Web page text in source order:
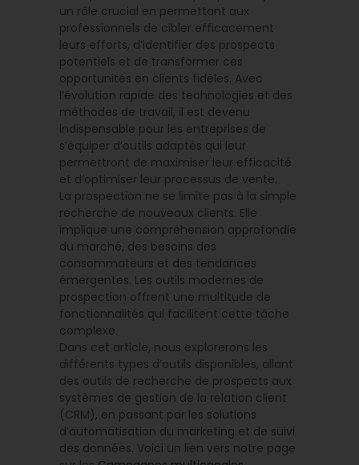
un rôle crucial en permettant aux
professionnels de cibler efficacement
leurs efforts, d’identifier des prospects
potentiels et de transformer ces
opportunités en clients fidèles. Avec
l’évolution rapide des technologies et des
méthodes de travail, il est devenu
indispensable pour les entreprises de
s’équiper d’outils adaptés qui leur
permettront de maximiser leur efficacité
et d’optimiser leur processus de vente.
La prospection ne se limite pas à la simple
recherche de nouveaux clients. Elle
implique une compréhension approfondie
du marché, des besoins des
consommateurs et des tendances
émergentes. Les outils modernes de
prospection offrent une multitude de
fonctionnalités qui facilitent cette tâche
complexe.
Dans cet article, nous explorerons les
différents types d’outils disponibles, allant
des outils de recherche de prospects aux
systèmes de gestion de la relation client
(CRM), en passant par les solutions
d’automatisation du marketing et de suivi
des données. Voici un lien vers notre page